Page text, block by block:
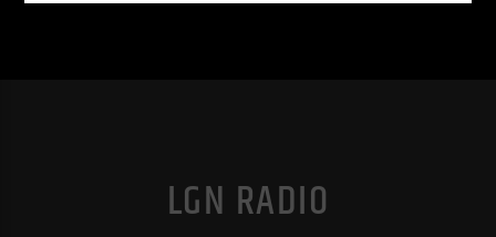
LGN RADIO